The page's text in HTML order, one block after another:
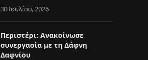
30 Ιουλίου, 2026
Περιστέρι: Ανακοίνωσε
συνεργασία με τη Δάφνη
Δαφνίου